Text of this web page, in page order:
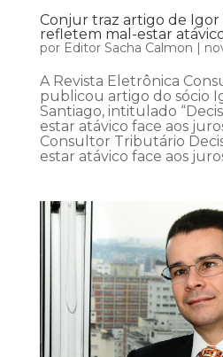
Conjur traz artigo de Igor
refletem mal-estar
por Editor Sacha Calmon |
A Revista Eletrônica
publicou artigo do sócio
Santiago, intitulado
estar atávico face aos
Consultor Tributário
estar atávico face aos